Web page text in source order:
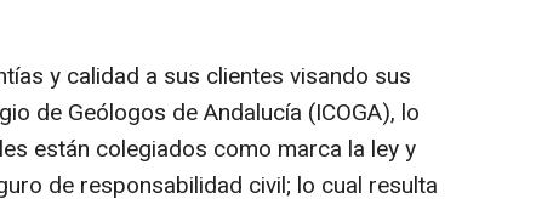
y calidad a sus clientes visando sus
de Geólogos de Andalucía (ICOGA), lo
están colegiados como marca la ley y
de responsabilidad civil; lo cual resulta